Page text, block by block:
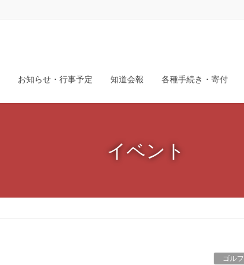
お知らせ・行事予定 知道会報 各種手続き・寄付
イベント
ゴルフ